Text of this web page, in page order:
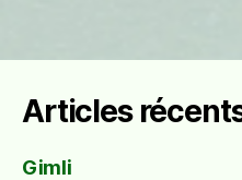
Articles
Gimli